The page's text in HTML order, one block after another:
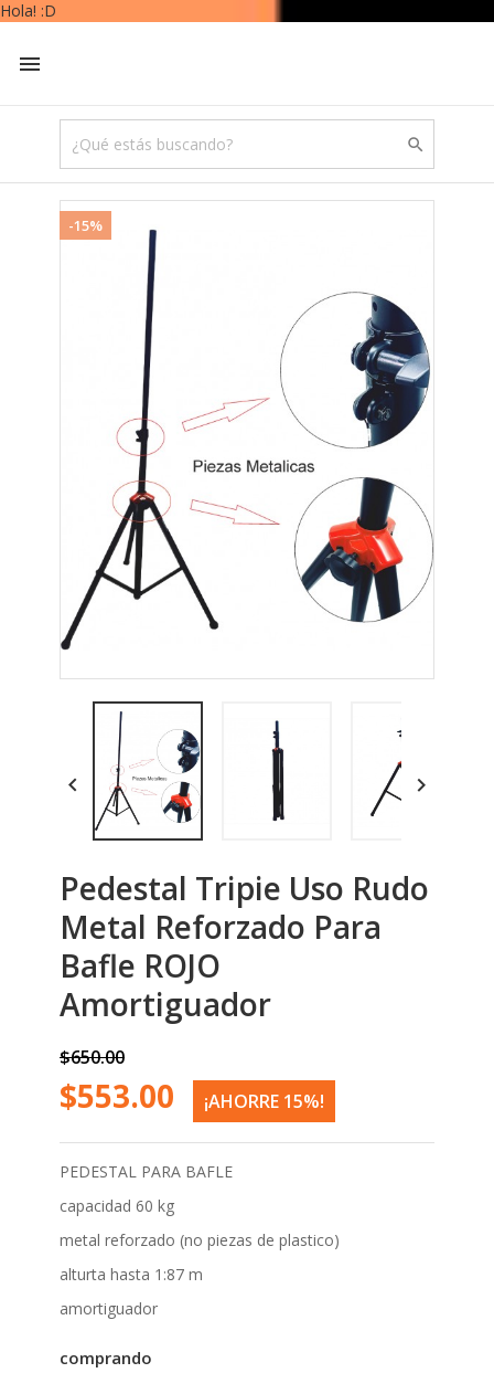

-15%
Pedestal Tripie Uso Rudo
Metal Reforzado Para
Bafle ROJO
Amortiguador
$553.00 ¡AHORRE 15%!
PEDESTAL PARA BAFLE
capacidad 60 kg
metal reforzado (no piezas de plastico)
alturta hasta 1:87 m
amortiguador